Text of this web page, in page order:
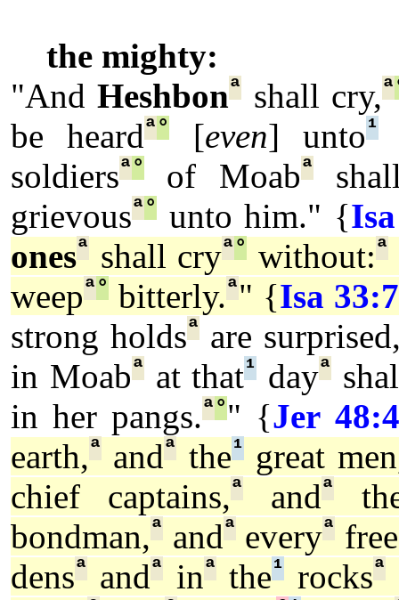
the mighty:
"AndHeshbonª shall cry,ª
be heardª° [even] unto¹
soldiersª° of Moabª
grievousª° unto him." {
onesª shall cryª° without:ª
weepª° bitterly.ª" {Isa 33:7
strong holdsªare
in Moabªat that¹ dayª
in her pangs.ª°" {Jer
earth,ª andª the¹great
chief captains,ª andª
bondman,ª andª everyª
densª andª inª the¹ rocksª